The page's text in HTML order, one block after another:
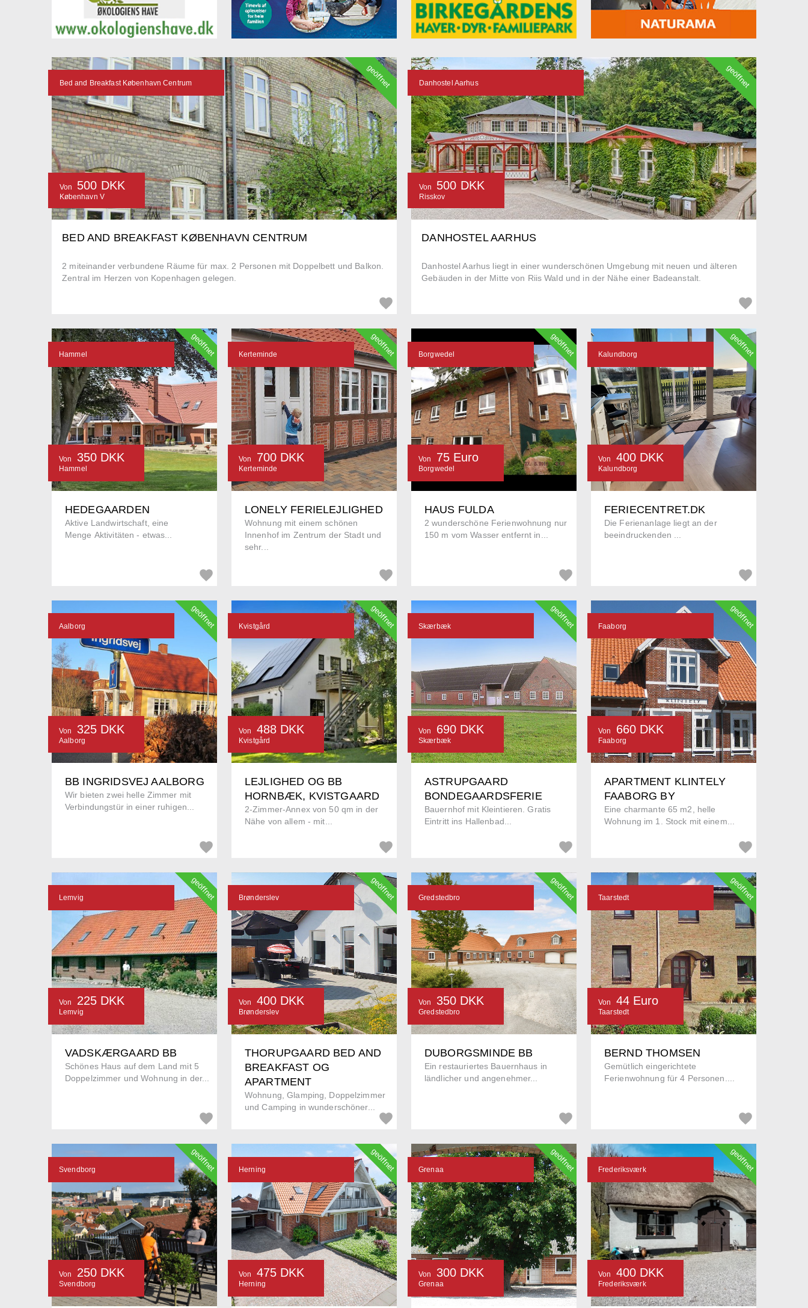
BED AND BREAKFAST KØBENHAVN CENTRUM
2 miteinander verbundene Räume für max. 2 Personen mit Doppelbett und Balkon.
Zentral im Herzen von Kopenhagen gelegen.
Bed and Breakfast København Centrum
Von 500 DKK
København V
geöffnet
DANHOSTEL AARHUS
Danhostel Aarhus liegt in einer wunderschönen Umgebung mit neuen und älteren
Gebäuden in der Mitte von Riis Wald und in der Nähe einer Badeanstalt.
Danhostel Aarhus
Von 500 DKK
Risskov
geöffnet
HEDEGAARDEN
Aktive Landwirtschaft, eine
Menge Aktivitäten - etwas...
Hammel
Von 350 DKK
Hammel
geöffnet
LONELY FERIELEJLIGHED
Wohnung mit einem schönen
Innenhof im Zentrum der Stadt und
sehr...
Kerteminde
Von 700 DKK
Kerteminde
geöffnet
HAUS FULDA
2 wunderschöne Ferienwohnung nur
150 m vom Wasser entfernt in...
Borgwedel
Von 75 Euro
Borgwedel
geöffnet
FERIECENTRET.DK
Die Ferienanlage liegt an der
beeindruckenden ...
Kalundborg
Von 400 DKK
Kalundborg
geöffnet
BB INGRIDSVEJ AALBORG
Wir bieten zwei helle Zimmer mit
Verbindungstür in einer ruhigen...
Aalborg
Von 325 DKK
Aalborg
geöffnet
LEJLIGHED OG BB
HORNBÆK, KVISTGAARD
2-Zimmer-Annex von 50 qm in der
Nähe von allem - mit...
Kvistgård
Von 488 DKK
Kvistgård
geöffnet
ASTRUPGAARD
BONDEGAARDSFERIE
Bauernhof mit Kleintieren. Gratis
Eintritt ins Hallenbad...
Skærbæk
Von 690 DKK
Skærbæk
geöffnet
APARTMENT KLINTELY
FAABORG BY
Eine charmante 65 m2, helle
Wohnung im 1. Stock mit einem...
Faaborg
Von 660 DKK
Faaborg
geöffnet
VADSKÆRGAARD BB
Schönes Haus auf dem Land mit 5
Doppelzimmer und Wohnung in der...
Lemvig
Von 225 DKK
Lemvig
geöffnet
THORUPGAARD BED AND
BREAKFAST OG
APARTMENT
Wohnung, Glamping, Doppelzimmer
und Camping in wunderschöner...
Brønderslev
Von 400 DKK
Brønderslev
geöffnet
DUBORGSMINDE BB
Ein restauriertes Bauernhaus in
ländlicher und angenehmer...
Gredstedbro
Von 350 DKK
Gredstedbro
geöffnet
BERND THOMSEN
Gemütlich eingerichtete
Ferienwohnung für 4 Personen....
Taarstedt
Von 44 Euro
Taarstedt
geöffnet
Svendborg
Von 250 DKK
Svendborg
geöffnet Herning
Von 475 DKK
Herning
geöffnet Grenaa
Von 300 DKK
Grenaa
geöffnet Frederiksværk
Von 400 DKK
Frederiksværk
geöffnet